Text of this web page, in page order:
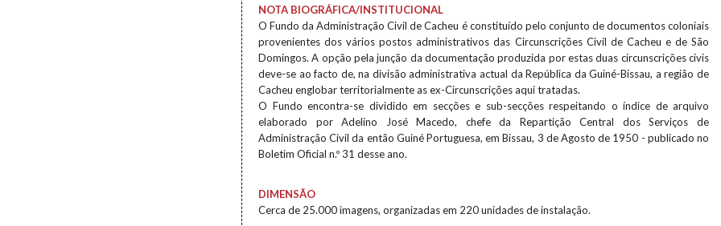
NOTA BIOGRÁFICA/INSTITUCIONAL
O Fundo da Administração Civil de Cacheu é constituído pelo conjunto de documentos coloniais
provenientes dos vários postos administrativos das Circunscrições Civil de Cacheu e de São
Domingos. A opção pela junção da documentação produzida por estas duas circunscrições civis
deve-se ao facto de, na divisão administrativa actual da República da Guiné-Bissau, a região de
Cacheu englobar territorialmente as ex-Circunscrições aqui tratadas.
O Fundo encontra-se dividido em secções e sub-secções respeitando o índice de arquivo
elaborado por Adelino José Macedo, chefe da Repartição Central dos Serviços de
Administração Civil da então Guiné Portuguesa, em Bissau, 3 de Agosto de 1950 - publicado no
Boletim Oficial n.º 31 desse ano.
DIMENSÃO
Cerca de 25.000 imagens, organizadas em 220 unidades de instalação.